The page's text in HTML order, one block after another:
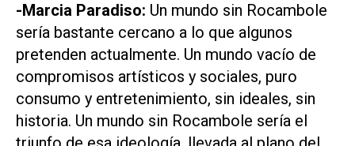
-Marcia Paradiso: Un mundo sin Rocambole
sería bastante cercano a lo que algunos
pretenden actualmente. Un mundo vacío de
compromisos artísticos y sociales, puro
consumo y entretenimiento, sin ideales, sin
historia. Un mundo sin Rocambole sería el